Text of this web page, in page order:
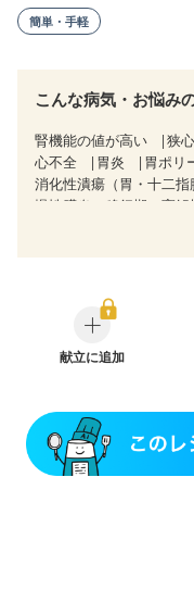
簡単・手軽
こんな病気・お悩み
腎機能の値が高い 狭
心不全
胃炎
胃ポリ
消化性潰瘍（胃・十二指
慢性膵炎（移行期・寛解
乳がん治療を終えた方
胃がん（抗がん剤治療中
胃がん治療を終えた方
飲み込みにくい
フレイル（年齢に合わ
献立に追加